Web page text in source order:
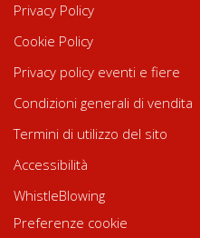
Privacy Policy
Cookie Policy
Privacy policy eventi e fiere
Condizioni generali di vendita
Termini di utilizzo del sito
Accessibilità
WhistleBlowing
Preferenze cookie